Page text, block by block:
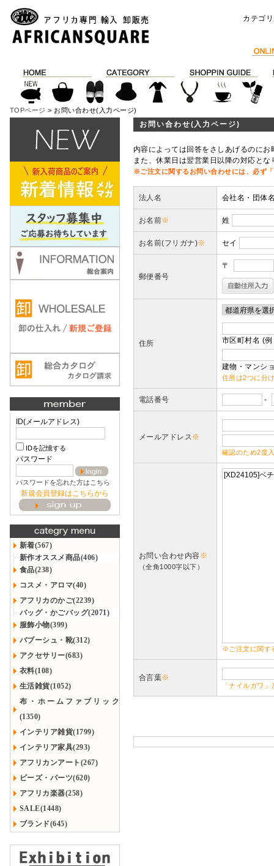
カテゴ
TOPページ > お問い合わせ(入力ページ)
ID(メールアドレス)
IDを記憶する
パスワード
パスワードを忘れた方はこちら
新規会員登録はこちらから
新着(567)
新作オススメ商品(406)
食品(238)
コスメ・アロマ(40)
アフリカのかご(2239)
バッグ・かごバッグ(2071)
服飾小物(399)
バブーシュ・靴(312)
アクセサリー(683)
衣料(108)
生活雑貨(1052)
布・ホームファブリック
(1350)
インテリア雑貨(1799)
インテリア家具(293)
アフリカンアート(267)
ビーズ・パーツ(620)
アフリカ楽器(258)
SALE(1448)
ブランド(645)
お問い合わせ(入力ページ)
内容によっては回答をさしあげるのに
また、休業日は翌営業日以降の対応と
※ご注文に関するお問い合わせには、必ず
法人名 会社名・団体
お名前※ 姓
お名前(フリガナ)※ セイ
郵便番号
〒
住所 市区町村名 (
建物・マンシ
住所は2つに分
電話番号 -
メールアドレス※
確認のため2度
お問い合わせ内容※
（全角1000字以下）
※ご注文に関す
合言葉※
「ナイルガワ